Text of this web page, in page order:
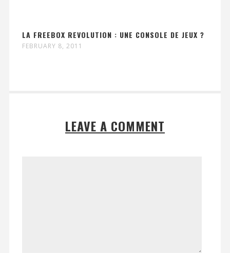
LA FREEBOX REVOLUTION : UNE CONSOLE DE JEUX ?
FEBRUARY 8, 2011
LEAVE A COMMENT